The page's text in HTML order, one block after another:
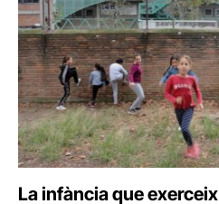
La infància que